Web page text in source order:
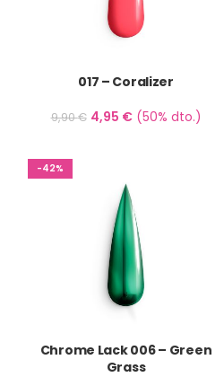
017 – Coralizer
9,90€ 4,95 €(50% dto.)
-42%
Chrome Lack 006 – Green
Grass